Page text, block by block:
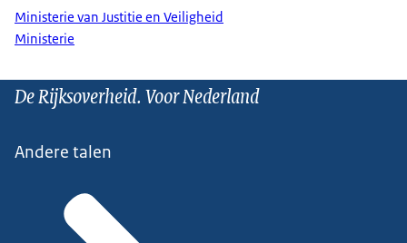
Ministerie van Justitie en Veiligheid
Ministerie
De Rijksoverheid. Voor Nederland
Andere talen